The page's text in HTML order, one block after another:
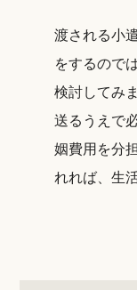
渡される小
をするので
検討してみ
送るうえで
姻費用を分
れれば、生